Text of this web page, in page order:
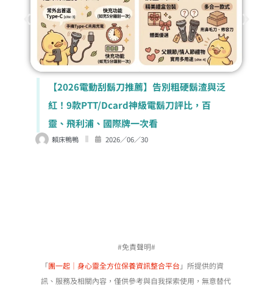
【2026電動刮鬍刀推薦】告別粗硬鬍渣與泛
紅！9款PTT/Dcard神級電鬍刀評比，百
靈、飛利浦、國際牌一次看
賴床鴨鴨 2026／06／30
#免責聲明#
「團一起｜身心靈全方位保養資訊整合平台 」所提供的資
訊、服務及相關內容，僅供參考與自我探索使用，無意替代